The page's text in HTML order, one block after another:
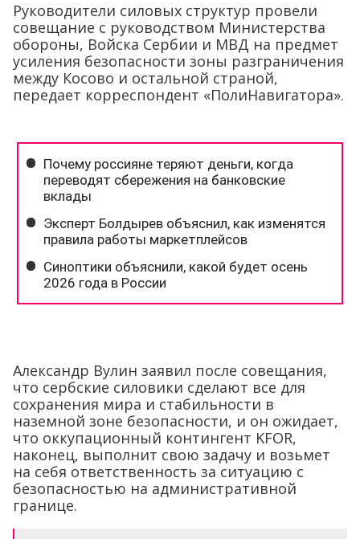
Руководители силовых структур провели
совещание с руководством Министерства
обороны, Войска Сербии и МВД на предмет
усиления безопасности зоны разграничения
между Косово и остальной страной,
передает корреспондент «ПолиНавигатора».
Александр Вулин заявил после совещания,
что сербские силовики сделают все для
сохранения мира и стабильности в
наземной зоне безопасности, и он ожидает,
что оккупационный контингент KFOR,
наконец, выполнит свою задачу и возьмет
на себя ответственность за ситуацию с
безопасностью на административной
границе.